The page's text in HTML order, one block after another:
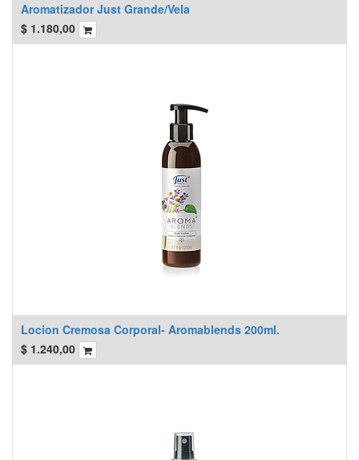
Aromatizador Just Grande/Vela
$ 1.180,00
Locion Cremosa Corporal- Aromablends 200ml.
$ 1.240,00